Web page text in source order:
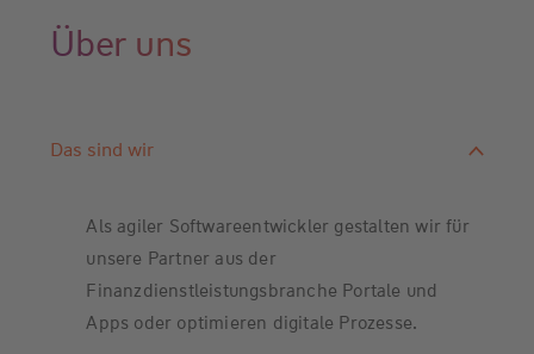
Über uns
Das sind wir
Als agiler Softwareentwickler gestalten wir für
unsere Partner aus der
Finanzdienstleistungsbranche Portale und
Apps oder optimieren digitale Prozesse.